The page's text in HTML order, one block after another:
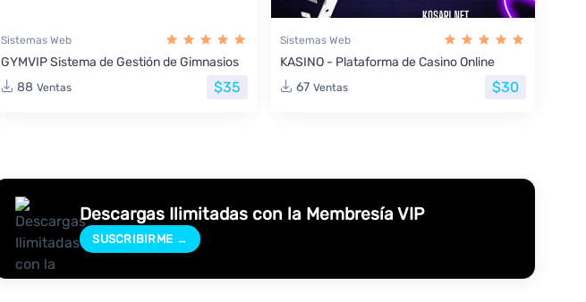
Sistemas Web
GYMVIP Sistema de Gestión de Gimnasios
88 Ventas $35
Sistemas Web
KASINO - Plataforma de Casino Online
67 Ventas $30
Descargas Ilimitadas con la Membresía VIP
SUSCRIBIRME →